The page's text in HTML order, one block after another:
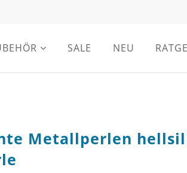
SALE NEU
Metallperlen